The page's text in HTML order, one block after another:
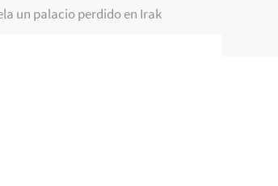
un palacio perdido en Irak